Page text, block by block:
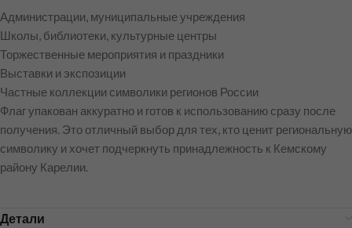
Администрации, муниципальные учреждения
Школы, библиотеки, культурные центры
Торжественные мероприятия и праздники
Выставки и экспозиции
Частные коллекции символики регионов России
Флаг упакован аккуратно и готов к использованию сразу после
получения. Это отличный выбор для тех, кто ценит региональную
символику и хочет подчеркнуть принадлежность к Кемскому
району Карелии.
Детали